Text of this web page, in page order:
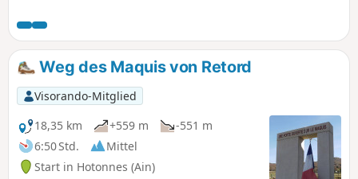
Gegenrichtung. Die Aussichtspunkte befinden sich am Ende
der Strecke: Planachat, Cornillon, l'Haïea d'Amont und als
Höhepunkt der Tour die Orientierungstafel auf dem Gipfel
der Skipisten von Hauteville Lompnès. Bei schönem Wetter
und geringer UV-Strahlung erwartet Sie dort ein herrlicher
Blick auf das Mont-Blanc-Massiv.
Weg des Maquis von Retord
Visorando-Mitglied
18,35 km
+559 m
-551 m
6:50 Std.
Mittel
Start in Hotonnes (Ain)